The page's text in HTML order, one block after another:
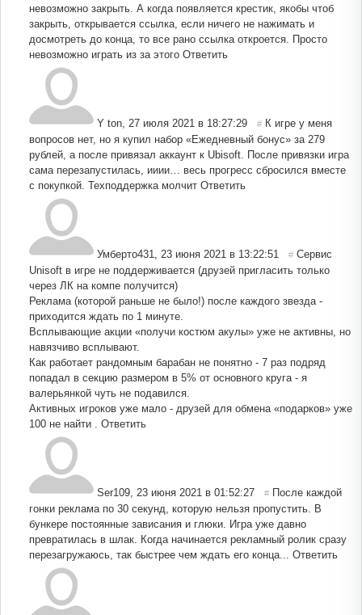
невозможно закрыть. А когда появляется крестик, якобы чтоб
закрыть, открывается ссылка, если ничего не нажимать и
досмотреть до конца, то все рано ссылка откроется. Просто
невозможно играть из за этого Ответить
Y ton 27 июля 2021 в 18:27:29 # К игре у меня
вопросов нет, но я купил набор «Ежедневный бонус» за 279
рублей, а после привязал аккаунт к Ubisoft. После привязки игра
сама перезапустилась, ииии… весь прогресс сбросился вместе
с покупкой. Техподдержка молчит Ответить
Умберто431 23 июня 2021 в 13:22:51 # Сервис
Unisoft в игре не поддерживается (друзей пригласить только
через ЛК на компе получится)
Реклама (которой раньше не было!) после каждого звезда -
приходится ждать по 1 минуте.
Всплывающие акции «получи костюм акулы» уже не активны, но
навязчиво всплывают.
Как работает рандомным барабан не понятно - 7 раз подряд
попадал в секцию размером в 5% от основного круга - я
валерьянкой чуть не подавился.
Активных игроков уже мало - друзей для обмена «подарков» уже
100 не найти .
Ответить
Ser109 23 июня 2021 в 01:52:27 # После каждой
гонки реклама по 30 секунд, которую нельзя пропустить. В
бункере постоянные зависания и глюки. Игра уже давно
превратилась в шлак. Когда начинается рекламный ролик сразу
перезагружаюсь, так быстрее чем ждать его конца...
Ответить